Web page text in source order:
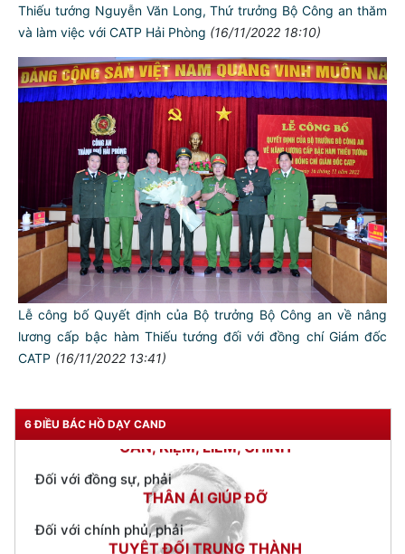
Thiếu tướng Nguyễn Văn Long, Thứ trưởng Bộ Công an thăm
và làm việc với CATP Hải Phòng (16/11/2022 18:10)
Lễ công bố Quyết định của Bộ trưởng Bộ Công an về nâng
lương cấp bậc hàm Thiếu tướng đối với đồng chí Giám đốc
CATP (16/11/2022 13:41)
6 ĐIỀU BÁC HỒ DẠY CAND
TƯ CÁCH
NGƯỜI CÔNG AN CÁCH MỆNH LÀ:
Đối với tự mình, phải
Đối với đồng sự, phải
THÂN ÁI GIÚP ĐỠ
Đối với chính phủ, phải
TUYỆT ĐỐI TRUNG THÀNH
Đối với nhân dân, phải
KÍNH TRỌNG LỄ PHÉP